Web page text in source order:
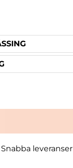
Snabba leveranser